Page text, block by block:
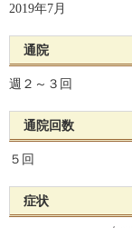
2019年7月
通院
週２～３回
通院回数
５回
症状